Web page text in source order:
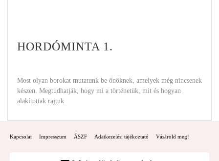
HORDÓMINTA 1.
Most olyan borokat mutatunk be önöknek, amelyek még nincsenek
készen. Megtudhatják, hogy mi a történetük, mit és hogyan
alakítottak rajtuk
Kapcsolat Impresszum ÁSZF Adatkezelési tájékoztató Vásárold meg!